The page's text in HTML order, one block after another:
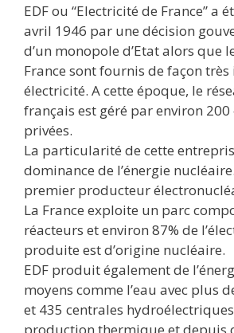
EDF ou “Electricité de France” a
avril 1946 par une décision
d’un monopole d’Etat alors que
France sont fournis de façon très
électricité. A cette époque, le
français est géré par environ
privées.
La particularité de cette
dominance de l’énergie
premier producteur
La France exploite un parc
réacteurs et environ 87% de
produite est d’origine nucléaire.
EDF produit également de
moyens comme l’eau avec plus
et 435 centrales
production thermique et depuis